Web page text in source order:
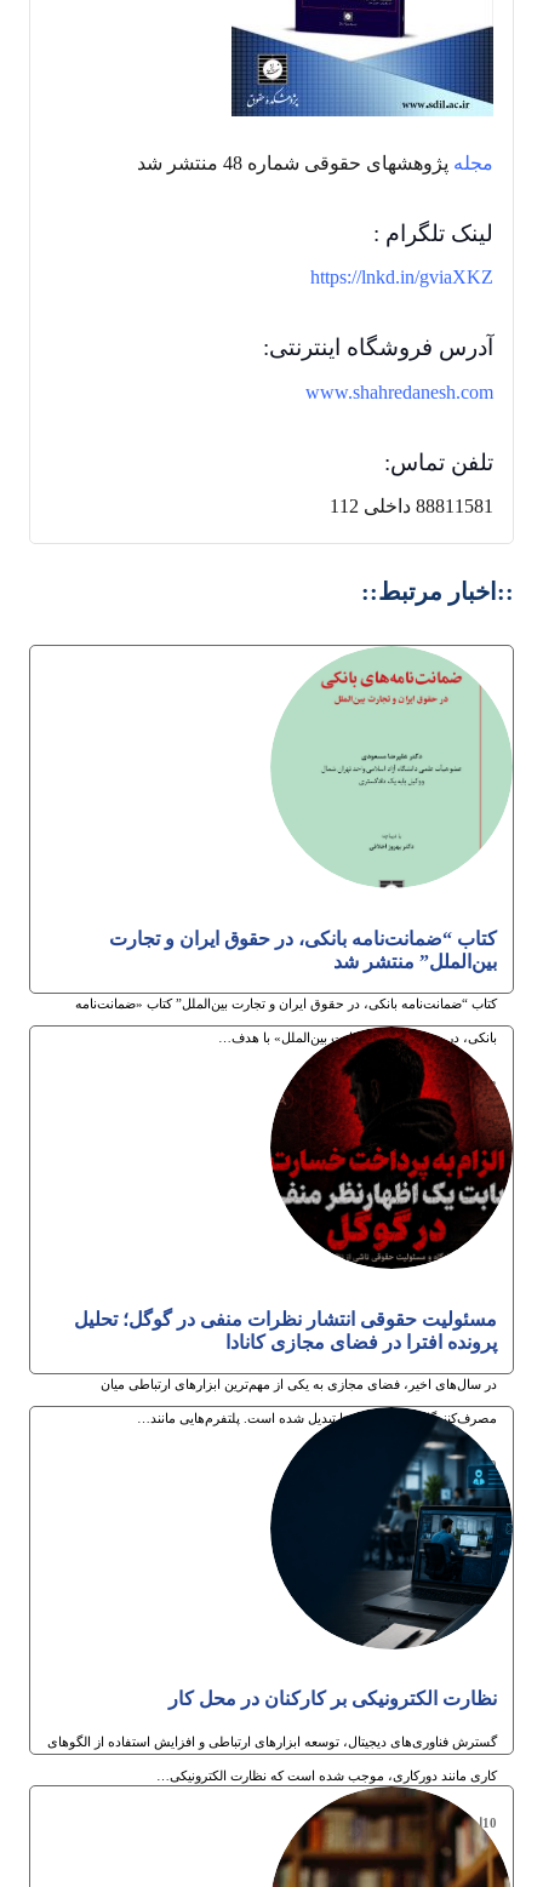
مجله پژوهشهای حقوقی شماره 48 منتشر شد
لینک تلگرام :
https://lnkd.in/gviaXKZ
آدرس فروشگاه اینترنتی:
www.shahredanesh.com
تلفن تماس:
88811581 داخلی 112
::اخبار مرتبط::
کتاب “ضمانت‌نامه بانکی، در حقوق ایران و تجارت
بین‌الملل” منتشر شد
کتاب “ضمانت‌نامه بانکی، در حقوق ایران و تجارت بین‌الملل” کتاب «ضمانت‌نامه
بانکی، در حقوق ایران و تجارت بین‌الملل» با هدف…
3ام مرداد 1405
مسئولیت حقوقی انتشار نظرات منفی در گوگل؛ تحلیل
پرونده افترا در فضای مجازی کانادا
در سال‌های اخیر، فضای مجازی به یکی از مهم‌ترین ابزارهای ارتباطی میان
مصرف‌کنندگان و کسب‌وکارها تبدیل شده است. پلتفرم‌هایی مانند…
30ام تیر 1405
نظارت الکترونیکی بر کارکنان در محل کار
گسترش فناوری‌های دیجیتال، توسعه ابزارهای ارتباطی و افزایش استفاده از الگوهای
کاری مانند دورکاری، موجب شده است که نظارت الکترونیکی…
10ام تیر 1405